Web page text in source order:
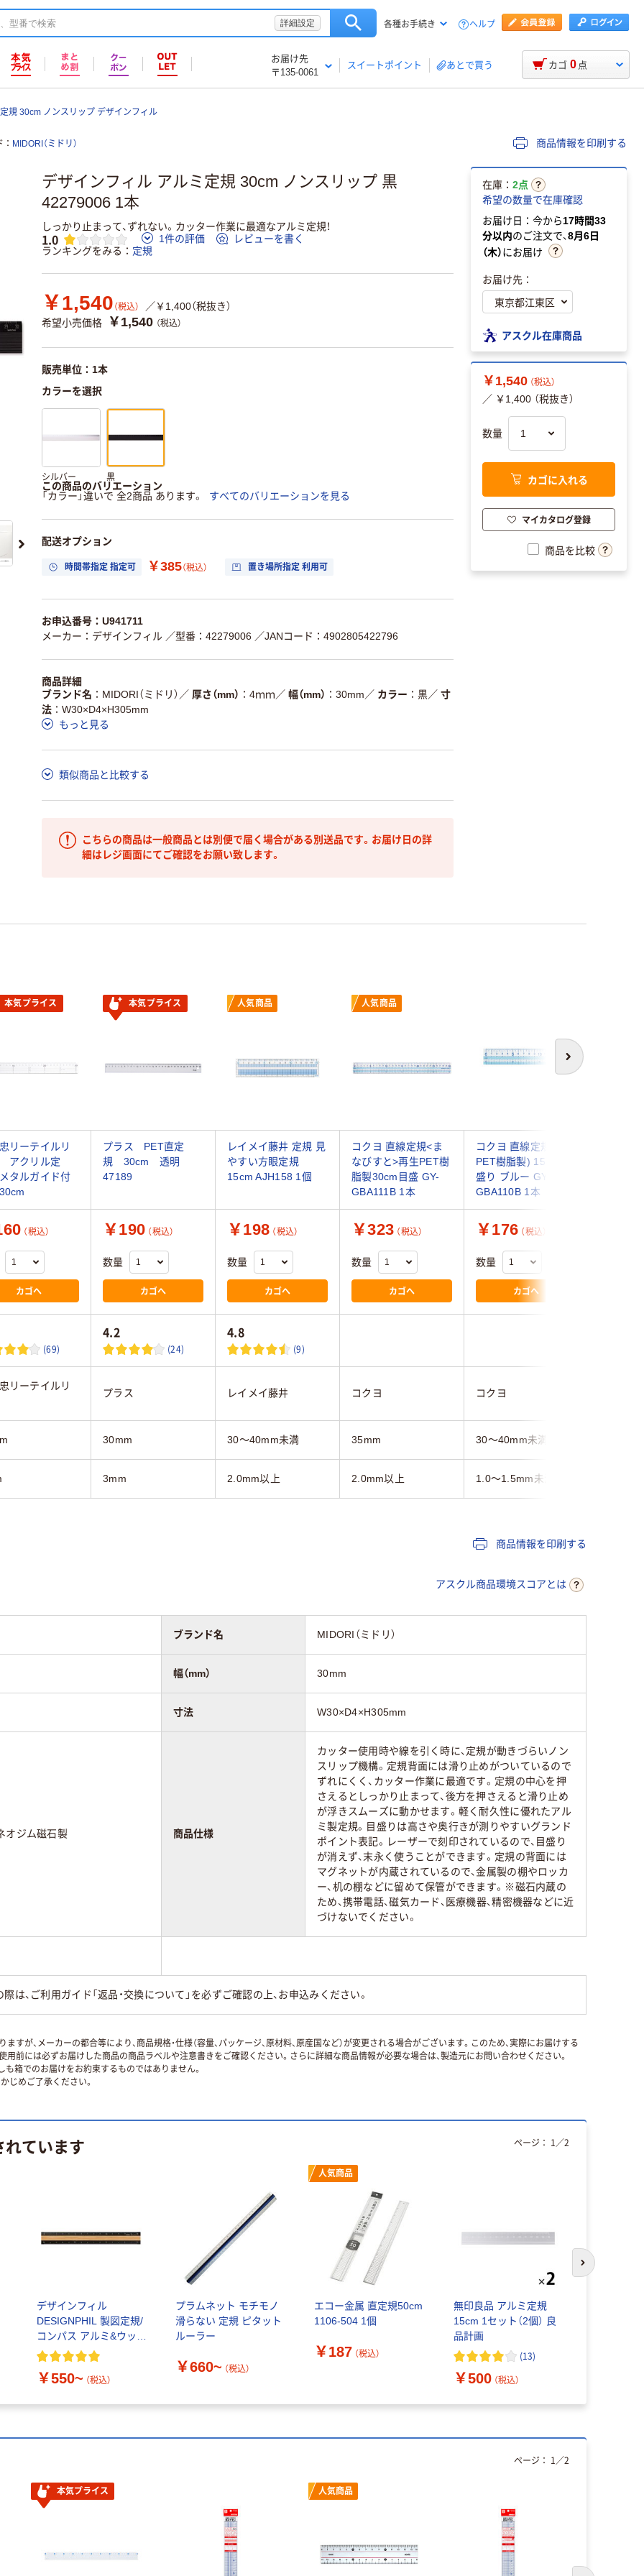
詳細設定 各種お手続き ヘルプ
お届け先
〒135-0061
スイートポイント あとで買う カゴ 0 点
規 30cm ノンスリップ デザインフィル
MIDORI（ミドリ） 商品情報を印刷する
デザインフィル アルミ定規 30cm ノンスリップ 黒
42279006 1本
しっかり止まって、ずれない。カッター作業に最適なアルミ定規！
1.0 1件の評価
レビューを書く
ランキングをみる
定規
￥1,540 （税込）
／￥1,400（税抜き）
希望小売価格
￥1,540 （税込）
販売単位：1本
カラーを選択
シルバー 黒
この商品のバリエーション
「カラー」違いで 全2商品 あります。
すべてのバリエーションを見る
配送オプション
時間帯指定 指定可 ￥385（税込） 置き場所指定 利用可
お申込番号：U941711
メーカー：デザインフィル ／型番：42279006 ／JANコード：4902805422796
商品詳細
ブランド名
MIDORI（ミドリ） ／ 厚さ（mm） 4ｍｍ ／ 幅（mm） 30mm ／ カラー 黒／ 寸
法
W30×D4×H305mm
もっと見る
類似商品と比較する
こちらの商品は一般商品とは別便で届く場合がある別送品です。お届け日の詳
細はレジ画面にてご確認をお願い致します。
在庫： 2点
希望の数量で在庫確認
お届け日：今から17時間33
分以内のご注文で、8月6日
（木）にお届け
お届け先：
アスクル在庫商品
￥1,540 （税込）
／ ￥1,400 （税抜き）
数量
カゴに入れる
マイカタログ登録
商品を比較
次へ
本気プライス 本気プライス 人気商品 人気商品
リーテイルリ
アクリル定
タルガイド付
プラス PET直定
規 30cm 透明
47189
レイメイ藤井 定規 見
やすい方眼定規
15cm AJH158 1個
コクヨ 直線定規<ま
なびすと>再生PET樹
脂製30cm目盛 GY-
GBA111B 1本
コクヨ 直線定規(再生
PET樹脂製) 15cm目
盛り ブルー GY-
GBA110B 1本
（税込）
カゴへ
￥190 （税込）
数量
カゴへ
￥198 （税込）
数量
カゴへ
￥323 （税込）
数量
カゴへ
￥176 （税込）
数量
カゴへ
(69)
4.2
(24)
4.8
(9)
リーテイルリ
プラス レイメイ藤井 コクヨ コクヨ
30mm 30～40mm未満 35mm 30～40mm未満
3mm 2.0mm以上 2.0mm以上 1.0～1.5mm未満
商品情報を印刷する
アスクル商品環境スコアとは
ブランド名 MIDORI（ミドリ）
幅（mm） 30mm
寸法 W30×D4×H305mm
オジム磁石製 商品仕様
カッター使用時や線を引く時に、定規が動きづらいノン
スリップ機構。定規背面には滑り止めがついているので
ずれにくく、カッター作業に最適です。定規の中心を押
さえるとしっかり止まって、後方を押さえると滑り止め
が浮きスムーズに動かせます。軽く耐久性に優れたアル
ミ製定規。目盛りは高さや奥行きが測りやすいグランド
ポイント表記。レーザーで刻印されているので、目盛り
が消えず、末永く使うことができます。定規の背面には
マグネットが内蔵されているので、金属製の棚やロッカ
ー、机の棚などに留めて保管ができます。※磁石内蔵の
ため、携帯電話、磁気カード、医療機器、精密機器などに近
づけないでください。
際は、ご利用ガイド「返品・交換について」を必ずご確認の上、お申込みください。
が、メーカーの都合等により、商品規格・仕様（容量、パッケージ、原材料、原産国など）が変更される場合がございます。このため、実際にお届けする
前には必ずお届けした商品の商品ラベルや注意書きをご確認ください。さらに詳細な商品情報が必要な場合は、製造元にお問い合わせください。
も箱でのお届けをお約束するものではありません。
じめご了承ください。
ています
デザインフィル
DESIGNPHIL 製図定規/
コンパス アルミ&ウッド
定規<15cm> 1セット（3
￥550~ （税込）
プラムネット モチモノ
滑らない 定規 ピタット
ルーラー
￥660~ （税込）
人気商品
エコー金属 直定規50cm
1106-504 1個
￥187 （税込）
無印良品 アルミ定規
15cm 1セット（2個） 良
品計画
(13)
￥500 （税込）
ページ： 1 ／2
次のスライド
本気プライス 人気商品
ページ： 1 ／2